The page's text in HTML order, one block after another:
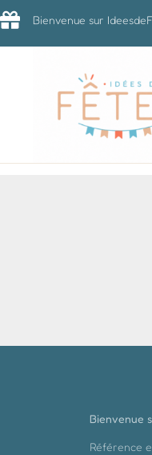
Bienvenue sur
Bienvenue
Référence